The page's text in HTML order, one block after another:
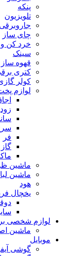
پنکه
تلویزیون
جاروبرقی
چای ساز
خرد کن و
سینک
قهوه ساز
کتری
کولر
لوازم
فر
ماشین
ماشین
هود
یخچال
لوازم شخصی
ماشین
موبایل
گوشی